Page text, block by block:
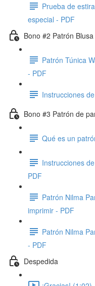
Prueba de
especial - PDF
Bono #2 Patrón
Patrón Túnica
- PDF
Instrucciones
Bono #3 Patrón de
Qué es un
Instrucciones
PDF
Patrón Nilma
imprimir - PDF
Patrón Nilma
- PDF
Despedida